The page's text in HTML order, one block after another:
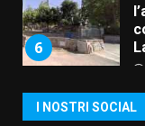
6
I NOSTRI SOCIAL